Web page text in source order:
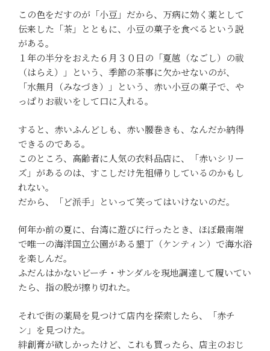
この色をだすのが「小豆」だから、万病に効く薬として
伝来した「茶」とともに、小豆の菓子を食べるという説
がある。
１年の半分をおえた６月３０日の「夏越（なごし）の祓
（はらえ）」という、季節の茶事に欠かせないのが、
「水無月（みなづき）」という、赤い小豆の菓子で、や
っぱりお祓いをして口に入れる。
すると、赤いふんどしも、赤い腰巻きも、なんだか納得
できるのである。
このところ、高齢者に人気の衣料品店に、「赤いシリー
ズ」があるのは、すこしだけ先祖帰りしているのかもし
れない。
だから、「ど派手」といって笑ってはいけないのだ。
何年か前の夏に、台湾に遊びに行ったとき、ほぼ最南端
で唯一の海洋国立公園がある墾丁（ケンティン）で海水浴
を楽しんだ。
ふだんはかないビーチ・サンダルを現地調達して履いてい
たら、指の股が擦り切れた。
それで街の薬局を見つけて店内を探索したら、「赤チ
ン」を見つけた。
絆創膏が欲しかったけど、これも買ったら、店主のおじ